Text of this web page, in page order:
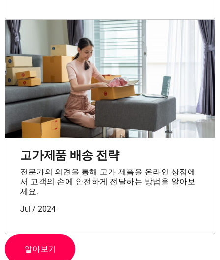
고가제품 배송 전략
전문가의 의견을 통해 고가 제품을 온라인 상점에
서 고객의 손에 안전하게 전달하는 방법을 알아보
세요.
Jul / 2024
알아보기